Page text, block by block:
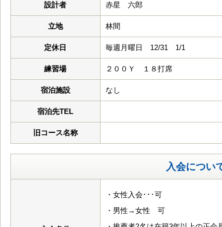
設計者 赤星 六郎
立地 林間
定休日 毎週月曜日 12/31 1/1
練習場 ２００Ｙ １８打席
宿泊施設 なし
宿泊先TEL
旧コース名称
入会につい
・女性入会･･･可
・男性→女性 可